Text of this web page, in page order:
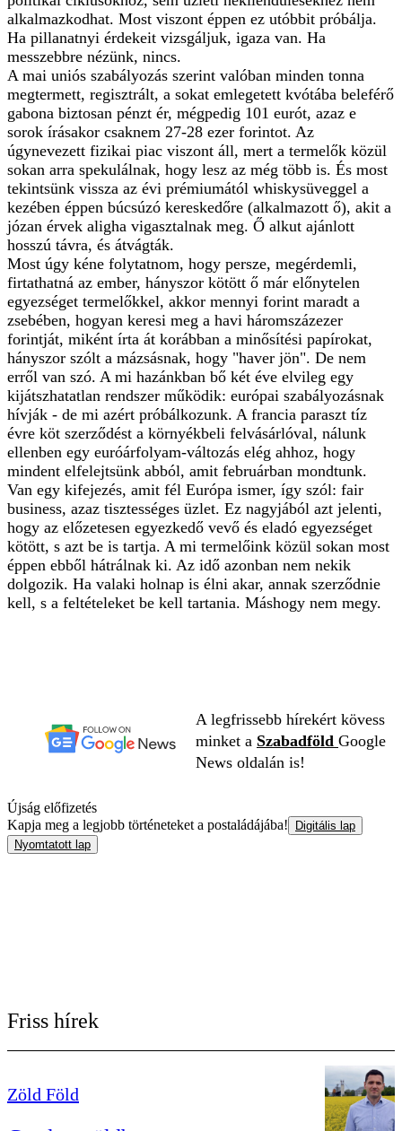
alkalmazkodhat. Most viszont éppen ez utóbbit próbálja.
Ha pillanatnyi érdekeit vizsgáljuk, igaza van. Ha
messzebbre nézünk, nincs.
A mai uniós szabályozás szerint valóban minden tonna
megtermett, regisztrált, a sokat emlegetett kvótába beleférő
gabona biztosan pénzt ér, mégpedig 101 eurót, azaz e
sorok írásakor csaknem 27-28 ezer forintot. Az
úgynevezett fizikai piac viszont áll, mert a termelők közül
sokan arra spekulálnak, hogy lesz az még több is. És most
tekintsünk vissza az évi prémiumától whiskysüveggel a
kezében éppen búcsúzó kereskedőre (alkalmazott ő), akit a
józan érvek aligha vigasztalnak meg. Ő alkut ajánlott
hosszú távra, és átvágták.
Most úgy kéne folytatnom, hogy persze, megérdemli,
firtathatná az ember, hányszor kötött ő már előnytelen
egyezséget termelőkkel, akkor mennyi forint maradt a
zsebében, hogyan keresi meg a havi háromszázezer
forintját, miként írta át korábban a minősítési papírokat,
hányszor szólt a mázsásnak, hogy "haver jön". De nem
erről van szó. A mi hazánkban bő két éve elvileg egy
kijátszhatatlan rendszer működik: európai szabályozásnak
hívják - de mi azért próbálkozunk. A francia paraszt tíz
évre köt szerződést a környékbeli felvásárlóval, nálunk
ellenben egy euróárfolyam-változás elég ahhoz, hogy
mindent elfelejtsünk abból, amit februárban mondtunk.
Van egy kifejezés, amit fél Európa ismer, így szól: fair
business, azaz tisztességes üzlet. Ez nagyjából azt jelenti,
hogy az előzetesen egyezkedő vevő és eladó egyezséget
kötött, s azt be is tartja. A mi termelőink közül sokan most
éppen ebből hátrálnak ki. Az idő azonban nem nekik
dolgozik. Ha valaki holnap is élni akar, annak szerződnie
kell, s a feltételeket be kell tartania. Máshogy nem megy.
A legfrissebb hírekért kövess
minket a Szabadföld Google
News oldalán is!
Újság előfizetés
Kapja meg a legjobb történeteket a postaládájába!
Digitális lap
Nyomtatott lap
Friss hírek
Zöld Föld